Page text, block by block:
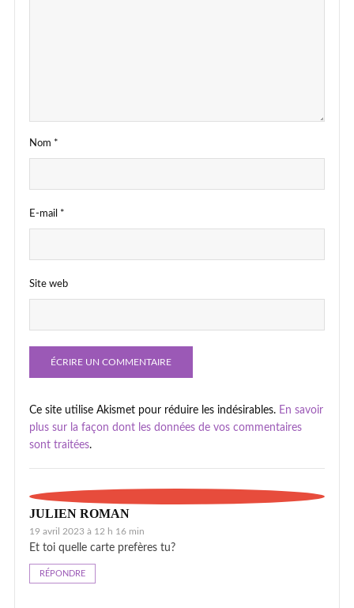
Nom *
E-mail *
Site web
Ce site utilise Akismet pour réduire les indésirables. En savoir
plus sur la façon dont les données de vos commentaires
sont traitées.
JULIEN ROMAN
19 avril 2023 à 12 h 16 min
Et toi quelle carte prefères tu?
RÉPONDRE